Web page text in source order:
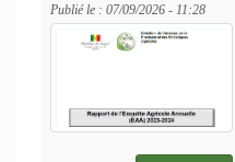
Publié le : 07/09/2026 - 11:28